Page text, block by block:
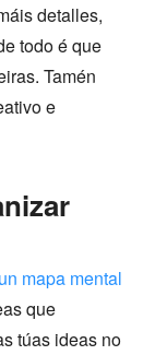
detalles,
todo é que
Tamén
e
mapa mental
que
túas ideas no